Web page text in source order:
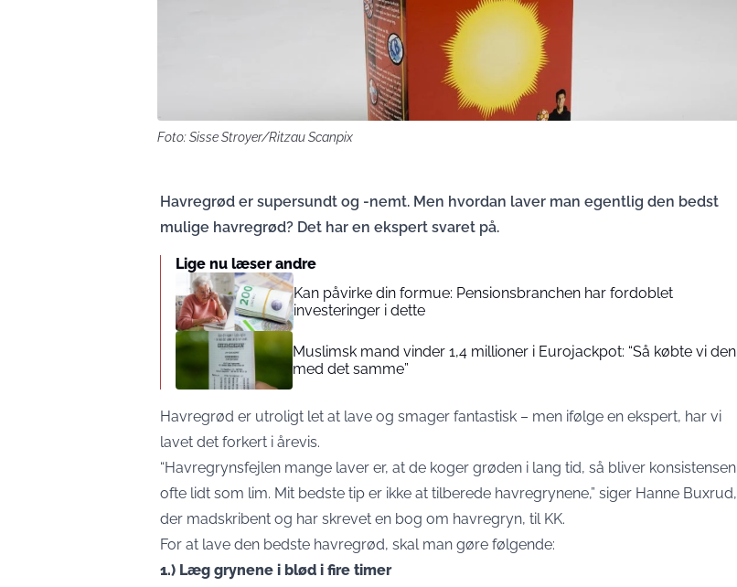
Foto: Sisse Stroyer/Ritzau Scanpix
Havregrød er supersundt og -nemt. Men hvordan laver man egentlig den bedst
mulige havregrød? Det har en ekspert svaret på.
Lige nu læser andre
Kan påvirke din formue: Pensionsbranchen har fordoblet
investeringer i dette
Muslimsk mand vinder 1,4 millioner i Eurojackpot: “Så købte vi den
med det samme”
Havregrød er utroligt let at lave og smager fantastisk – men ifølge en ekspert, har vi
lavet det forkert i årevis.
“Havregrynsfejlen mange laver er, at de koger grøden i lang tid, så bliver konsistensen
ofte lidt som lim. Mit bedste tip er ikke at tilberede havregrynene,” siger Hanne Buxrud,
der madskribent og har skrevet en bog om havregryn, til KK.
For at lave den bedste havregrød, skal man gøre følgende:
1.) Læg grynene i blød i fire timer